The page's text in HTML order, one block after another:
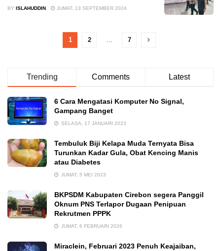
BY ISLAHUDDIN JUMAT, 13 SEPTEMBER 2024
1 2 … 7
Trending Comments Latest
6 Cara Mengatasi Komputer No Signal,
Gampang Banget
SELASA, 17 JANUARI 2023
Tembuluk Biji Kelapa Muda Ternyata Bisa
Turunkan Kadar Gula, Obat Kencing Manis
atau Diabetes
JUMAT, 5 MEI 2023
BKPSDM Kabupaten Cirebon segera Panggil
Oknum PNS Terlapor Dugaan Penipuan
Rekrutmen PPPK
JUMAT, 6 FEBRUARI 2026
Miraclein, Februari 2023 Penuh Keajaiban,